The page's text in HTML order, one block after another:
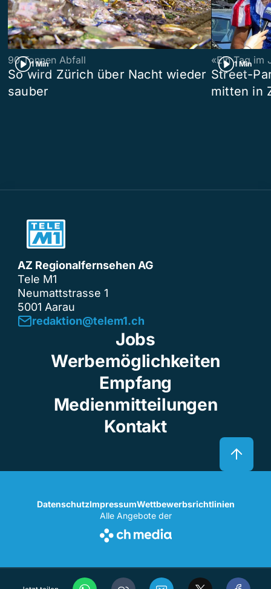
1 Min
90 Tonnen Abfall
So wird Zürich über Nacht wieder
sauber
1 Min
«Ein Tag im
Street-
mitten in
AZ Regionalfernsehen AG
Tele M1
Neumattstrasse 1
5001 Aarau
redaktion@telem1.ch
Jobs
Werbemöglichkeiten
Empfang
Medienmitteilungen
Kontakt
DatenschutzImpressumWettbewerbsrichtlinien
Alle Angebote der